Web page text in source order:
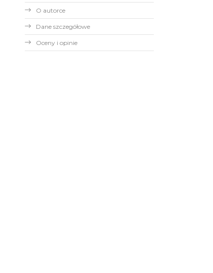
O autorce
Dane szczegółowe
Oceny i opinie